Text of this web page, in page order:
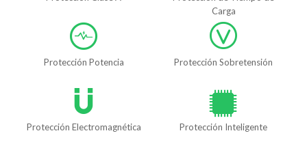
Carga
Protección Potencia Protección Sobretensión
Protección Electromagnética Protección Inteligente